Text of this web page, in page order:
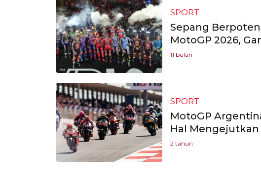
SPORT
Sepang
MotoGP 2026,
11 bulan
SPORT
MotoGP
Hal Mengejutkan
2 tahun